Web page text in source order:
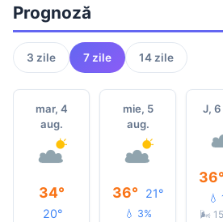
Prognoză
3 zile 7 zile 14 zile
mar, 4
aug.
34°
20°
mie, 5
aug.
36° 21°
💧 3%
J,
36°
💧
🌬